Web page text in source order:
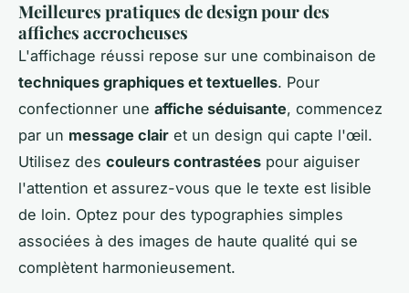
Meilleures pratiques de design pour des
affiches accrocheuses
L'affichage réussi repose sur une combinaison de
techniques graphiques et textuelles. Pour
confectionner une affiche séduisante, commencez
par un message clair et un design qui capte l'œil.
Utilisez des couleurs contrastées pour aiguiser
l'attention et assurez-vous que le texte est lisible
de loin. Optez pour des typographies simples
associées à des images de haute qualité qui se
complètent harmonieusement.